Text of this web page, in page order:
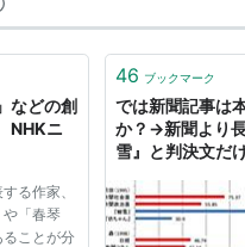
movies/
movies/
などの創
NHKニ
る作家、
「春琴
ことが分
46 ブックマーク
では新聞記事は
か？→新聞より
雪』と判決文だ